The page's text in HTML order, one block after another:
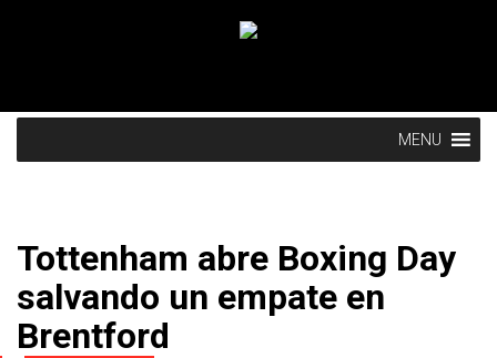
MENU
Tottenham abre Boxing Day
salvando un empate en
Brentford